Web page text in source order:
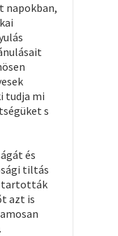
napokban,
tudja mi
s
és
tiltás
tartották
azt is